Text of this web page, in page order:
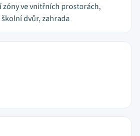
zóny ve vnitřních prostorách,
dvůr, zahrada